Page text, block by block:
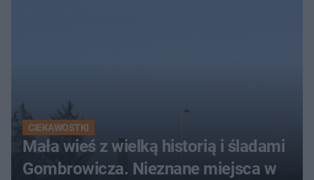
CIEKAWOSTKI
Mała wieś z wielką historią i śladami
Gombrowicza. Nieznane miejsca w